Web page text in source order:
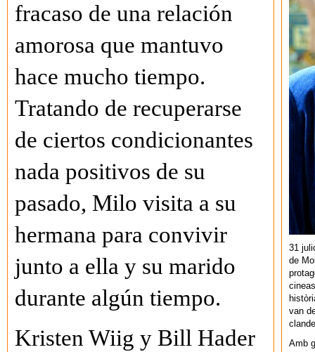
fracaso de una relación
amorosa que mantuvo
hace mucho tiempo.
Tratando de recuperarse
de ciertos condicionantes
nada positivos de su
pasado, Milo visita a su
hermana para convivir
junto a ella y su marido
durante algún tiempo.
Kristen Wiig y Bill Hader
31
de
van
Amb